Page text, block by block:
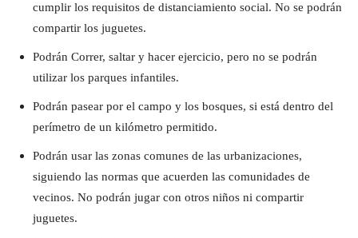
cumplir los requisitos de distanciamiento social. No se podrán
compartir los juguetes.
Podrán Correr, saltar y hacer ejercicio, pero no se podrán
utilizar los parques infantiles.
Podrán pasear por el campo y los bosques, si está dentro del
perímetro de un kilómetro permitido.
Podrán usar las zonas comunes de las urbanizaciones,
siguiendo las normas que acuerden las comunidades de
vecinos. No podrán jugar con otros niños ni compartir
juguetes.